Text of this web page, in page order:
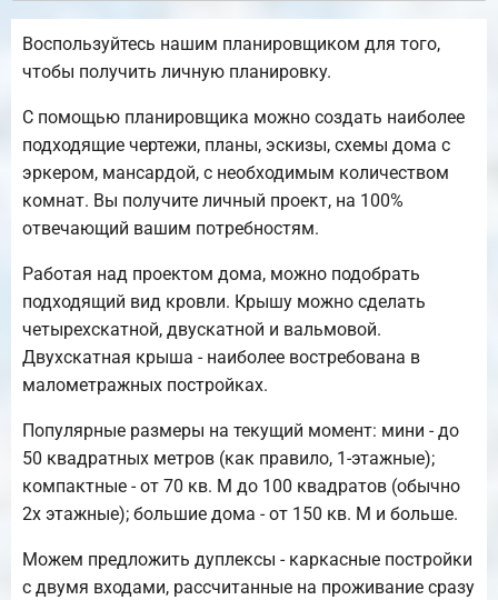
Воспользуйтесь нашим планировщиком для того,
чтобы получить личную планировку.
С помощью планировщика можно создать наиболее
подходящие чертежи, планы, эскизы, схемы дома с
эркером, мансардой, с необходимым количеством
комнат. Вы получите личный проект, на 100%
отвечающий вашим потребностям.
Работая над проектом дома, можно подобрать
подходящий вид кровли. Крышу можно сделать
четырехскатной, двускатной и вальмовой.
Двухскатная крыша - наиболее востребована в
малометражных постройках.
Популярные размеры на текущий момент: мини - до
50 квадратных метров (как правило, 1-этажные);
компактные - от 70 кв. М до 100 квадратов (обычно
2х этажные); большие дома - от 150 кв. М и больше.
Можем предложить дуплексы - каркасные постройки
с двумя входами, рассчитанные на проживание сразу